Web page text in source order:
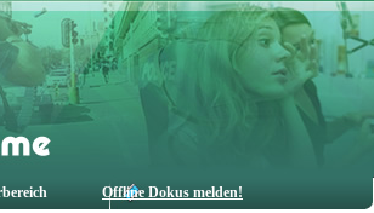
Offline Dokus melden!